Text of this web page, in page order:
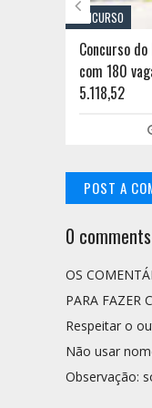
CONCURSO
Governo
públicos
Saúde do RN

POST A
0
OS
PARA FAZER
Respeitar o
Não usar
Observação: